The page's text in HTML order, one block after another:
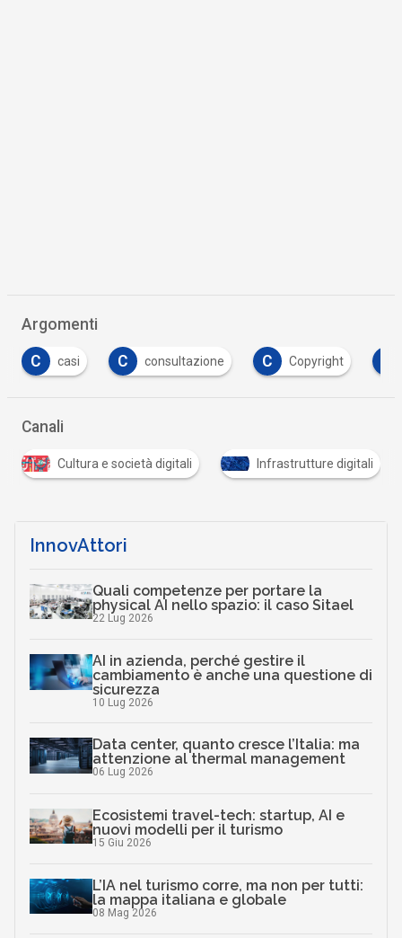
Argomenti
C consultazione C Copyright C cyber-crime
Canali
Infrastrutture digitali Sostenibilità e smart city
InnovAttori
Quali competenze per portare la
physical AI nello spazio: il caso Sitael
22 Lug 2026
AI in azienda, perché gestire il
cambiamento è anche una questione di
sicurezza
10 Lug 2026
Data center, quanto cresce l’Italia: ma
attenzione al thermal management
06 Lug 2026
Ecosistemi travel-tech: startup, AI e
nuovi modelli per il turismo
15 Giu 2026
L’IA nel turismo corre, ma non per tutti:
la mappa italiana e globale
08 Mag 2026